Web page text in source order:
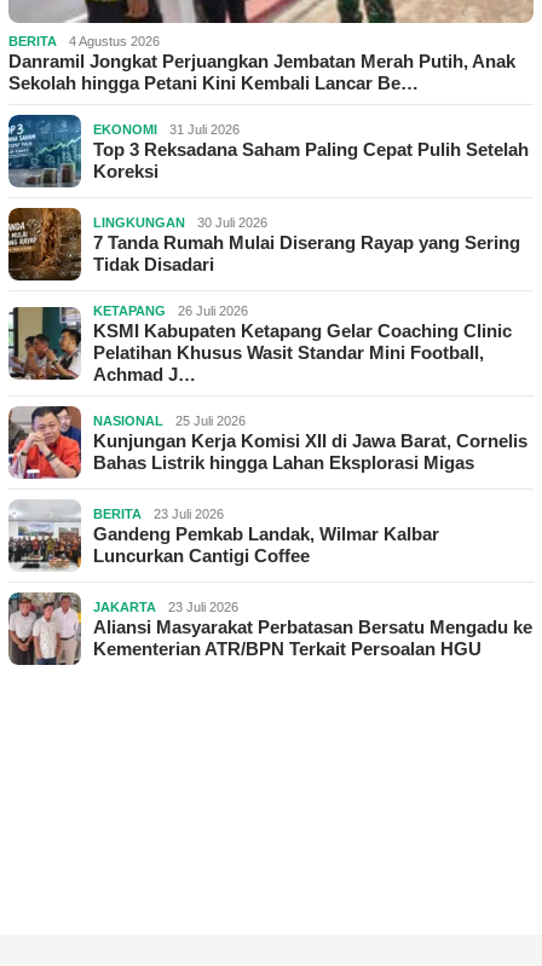
BERITA 4 Agustus 2026
Danramil Jongkat Perjuangkan Jembatan Merah Putih, Anak
Sekolah hingga Petani Kini Kembali Lancar Be…
EKONOMI 31 Juli 2026
Top 3 Reksadana Saham Paling Cepat Pulih Setelah
Koreksi
LINGKUNGAN 30 Juli 2026
7 Tanda Rumah Mulai Diserang Rayap yang Sering
Tidak Disadari
KETAPANG 26 Juli 2026
KSMI Kabupaten Ketapang Gelar Coaching Clinic
Pelatihan Khusus Wasit Standar Mini Football,
Achmad J…
NASIONAL 25 Juli 2026
Kunjungan Kerja Komisi XII di Jawa Barat, Cornelis
Bahas Listrik hingga Lahan Eksplorasi Migas
BERITA 23 Juli 2026
Gandeng Pemkab Landak, Wilmar Kalbar
Luncurkan Cantigi Coffee
JAKARTA 23 Juli 2026
Aliansi Masyarakat Perbatasan Bersatu Mengadu ke
Kementerian ATR/BPN Terkait Persoalan HGU